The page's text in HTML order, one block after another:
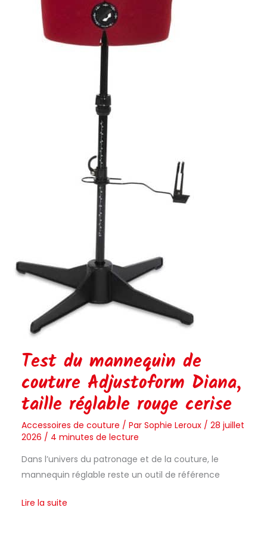
Test du mannequin de
couture Adjustoform Diana,
taille réglable rouge cerise
Accessoires de couture / Par Sophie Leroux / 28 juillet
2026 / 4 minutes de lecture
Dans l’univers du patronage et de la couture, le
mannequin réglable reste un outil de référence
Lire la suite